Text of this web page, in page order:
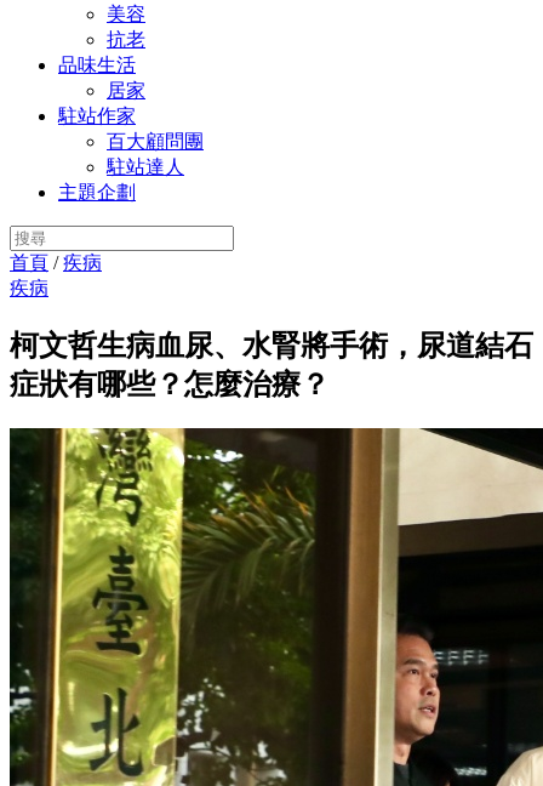
美容
抗老
品味生活
居家
駐站作家
百大顧問團
駐站達人
主題企劃
首頁 /疾病
疾病
柯文哲生病血尿、水腎將手術，尿道結石
症狀有哪些？怎麼治療？